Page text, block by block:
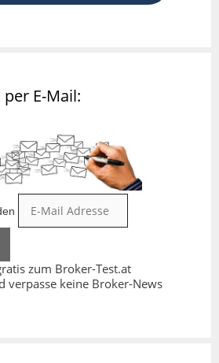
E-Mail:
zum Broker-Test.at
verpasse keine Broker-News